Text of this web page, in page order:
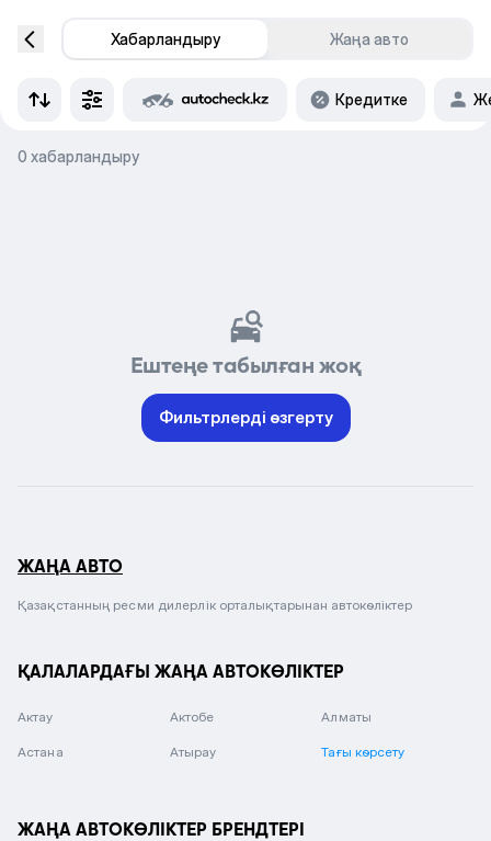
Хабарландыру Жаңа авто
Кредитке
0 хабарландыру
Ештеңе табылған жоқ
Фильтрлерді өзгерту
ЖАҢА АВТО
Қазақстанның ресми дилерлік орталықтарынан автокөліктер
ҚАЛАЛАРДАҒЫ ЖАҢА АВТОКӨЛІКТЕР
Актау Актобе Алматы
Астана Атырау Тағы көрсету
ЖАҢА АВТОКӨЛІКТЕР БРЕНДТЕРІ